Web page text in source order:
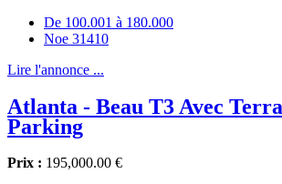
De 100.001 à 180.000
Noe 31410
Lire l'annonce ...
Atlanta - Beau T3 Avec
Parking
Prix : 195,000.00 €